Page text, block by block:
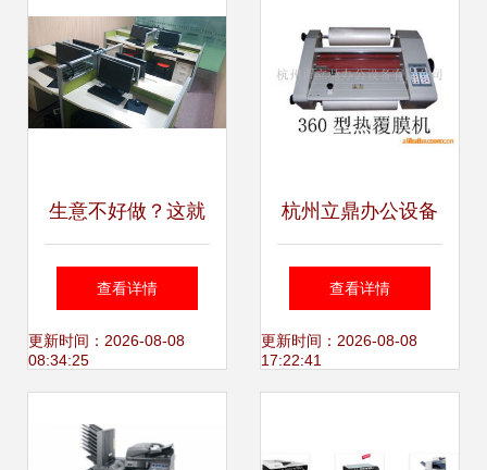
生意不好做？这就
是最佳入手商机 一
批高档办公家具与
查看详情
更新时间：2026-08-08
08:34:25
杭州立鼎办公设备
过塑机/塑封机产品
一览
查看详情
更新时间：2026-08-08
17:22:41